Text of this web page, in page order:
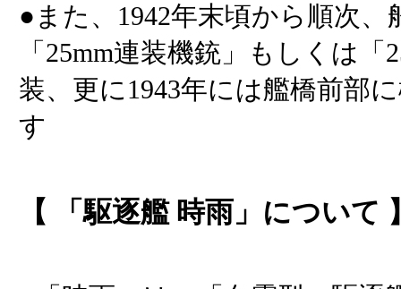
●また、1942年末頃から順次
「25mm連装機銃」もしくは
装、更に1943年には艦橋前部
す
【 「駆逐艦 時雨」について